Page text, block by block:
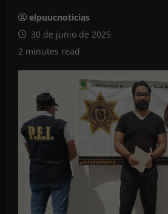
elpuucnoticias
30 de junio de 2025
2 minutes read